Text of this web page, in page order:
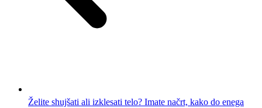
Želite shujšati ali izklesati telo? Imate načrt, kako do enega